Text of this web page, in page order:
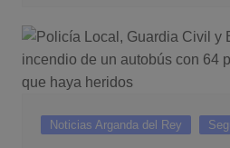
Noticias Arganda del Rey